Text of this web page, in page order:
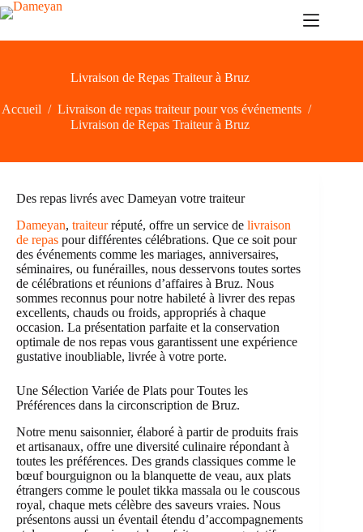
Passer
au
Livraison de Repas Traiteur à Bruz
Accueil / Livraison de repas traiteur pour vos événements /
Livraison de Repas Traiteur à Bruz
Des repas livrés avec Dameyan votre traiteur
Dameyan, traiteurréputé, offre un service de livraison
de repas pour différentes célébrations. Que ce soit pour
des événements comme les mariages, anniversaires,
séminaires, ou funérailles, nous desservons toutes sortes
de célébrations et réunions d’affaires à Bruz. Nous
sommes reconnus pour notre habileté à livrer des repas
excellents, chauds ou froids, appropriés à chaque
occasion. La présentation parfaite et la conservation
optimale de nos repas vous garantissent une expérience
gustative inoubliable, livrée à votre porte.
Une Sélection Variée de Plats pour Toutes les
Préférences dans la circonscription de Bruz.
Notre menu saisonnier, élaboré à partir de produits frais
et artisanaux, offre une diversité culinaire répondant à
toutes les préférences. Des grands classiques comme le
bœuf bourguignon ou la blanquette de veau, aux plats
étrangers comme le poulet tikka massala ou le couscous
royal, chaque mets célèbre des saveurs vraies. Nous
présentons aussi un éventail étendu d’accompagnements